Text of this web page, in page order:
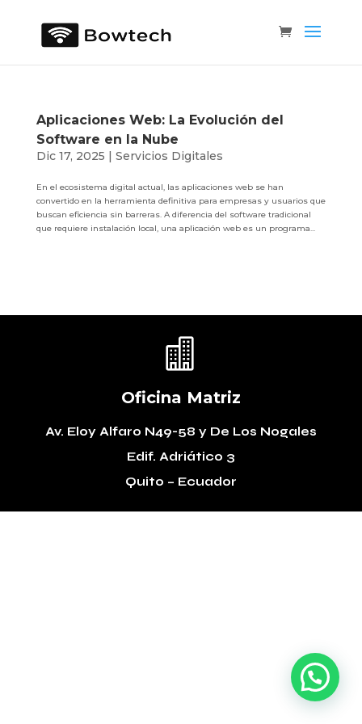
Aplicaciones Web: La Evolución del
Software en la Nube
Dic 17, 2025 | Servicios Digitales
En el ecosistema digital actual, las aplicaciones web se han
convertido en la herramienta definitiva para empresas y usuarios que
buscan eficiencia sin barreras. A diferencia del software tradicional
que requiere instalación local, una aplicación web es un programa...

Oficina Matriz
Av. Eloy Alfaro N49-58 y De Los Nogales
Edif. Adriático 3
Quito – Ecuador